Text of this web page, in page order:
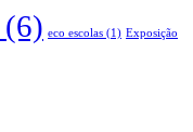
(6) eco escolas (1) Exposição